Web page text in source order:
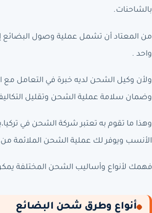
بالشاحنات.
من المعتاد أن تشمل عملية وصول البضائع
واحد .
ولأن وكيل الشحن لديه خبرة في التعامل مع
وضمان سلامة عملية الشحن وتقليل
وهذا ما تقوم به تعتبر شركة الشحن في
الأنسب ويوفر لك عملية الشحن الملائمة
فهمك لأنواع وأساليب الشحن المختلفة يمكن
أنواع وطرق شحن البضائع